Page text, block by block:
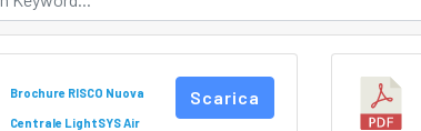
Brochure RISCO Nuova
Centrale LightSYS Air
Scarica